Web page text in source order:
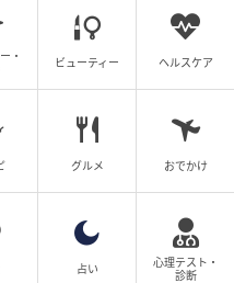
・
ビューティー ヘルスケア
グルメ おでかけ
占い
心理テスト・
診断